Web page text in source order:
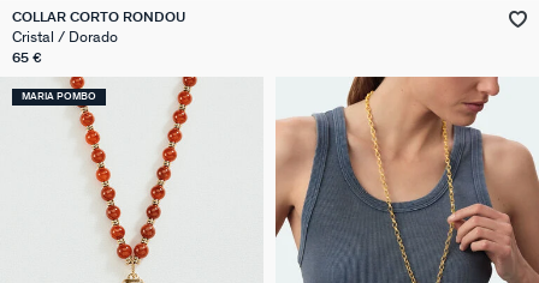
COLLAR CORTO RONDOU
Cristal / Dorado
65 €
MARIA POMBO